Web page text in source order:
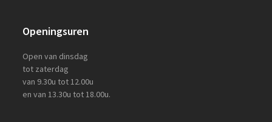
Openingsuren
Open van dinsdag
tot zaterdag
van 9.30u tot 12.00u
en van 13.30u tot 18.00u.